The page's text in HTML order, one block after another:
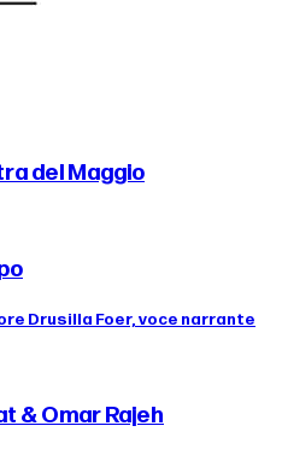
del Maggio
Drusilla Foer, voce narrante
& Omar Rajeh